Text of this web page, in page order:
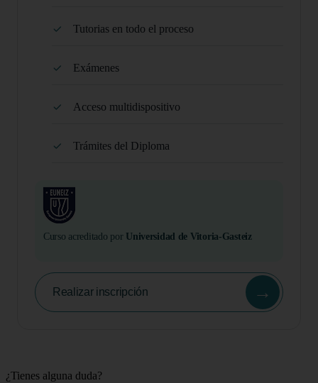
Tutorias en todo el proceso
Exámenes
Acceso multidispositivo
Trámites del Diploma
Curso acreditado por Universidad de Vitoria-Gasteiz
Realizar inscripción →
¿Tienes alguna duda?